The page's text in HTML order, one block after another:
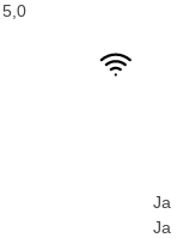
5,0
Ja
Ja